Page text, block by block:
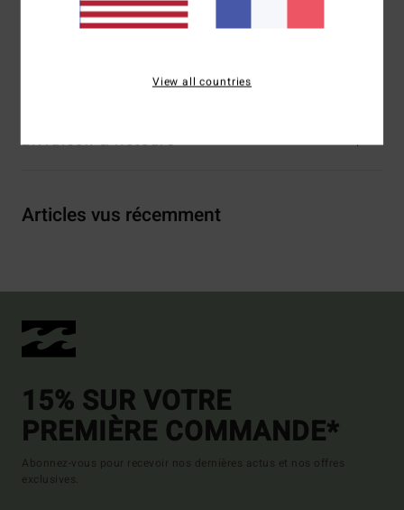
Composition[Matière principale] 87% coton, 13%
Traçabilité du produit (Loi Agec)
Livraison & Retours
Articles vus récemment
15% SUR VOTRE
PREMIÈRE COMMANDE*
Abonnez-vous pour recevoir nos dernières actus et nos offres
exclusives.
View all countries